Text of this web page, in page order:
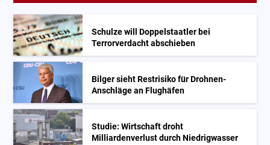
Schulze will Doppelstaatler bei
Terrorverdacht abschieben
Bilger sieht Restrisiko für Drohnen-
Anschläge an Flughäfen
Studie: Wirtschaft droht
Milliardenverlust durch Niedrigwasser